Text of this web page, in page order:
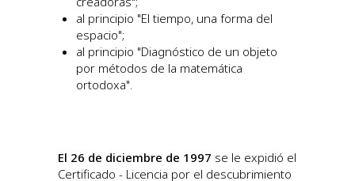
al principio "El tiempo, una forma del
espacio";
al principio "Diagnóstico de un objeto
por métodos de la matemática
ortodoxa".
El 26 de diciembre de 1997 se le expidió el
Certificado - Licencia por el descubrimiento